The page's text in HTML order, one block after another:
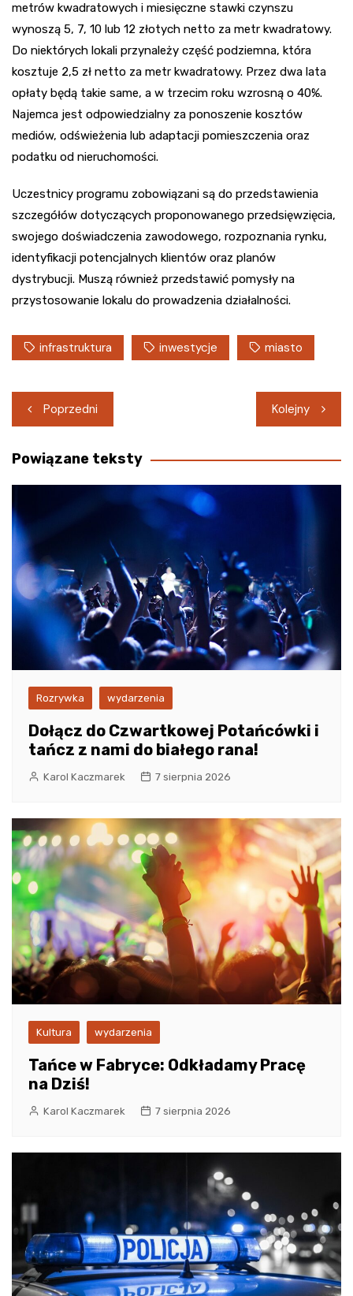
metrów kwadratowych i miesięczne stawki czynszu
wynoszą 5, 7, 10 lub 12 złotych netto za metr kwadratowy.
Do niektórych lokali przynależy część podziemna, która
kosztuje 2,5 zł netto za metr kwadratowy. Przez dwa lata
opłaty będą takie same, a w trzecim roku wzrosną o 40%.
Najemca jest odpowiedzialny za ponoszenie kosztów
mediów, odświeżenia lub adaptacji pomieszczenia oraz
podatku od nieruchomości.
Uczestnicy programu zobowiązani są do przedstawienia
szczegółów dotyczących proponowanego przedsięwzięcia,
swojego doświadczenia zawodowego, rozpoznania rynku,
identyfikacji potencjalnych klientów oraz planów
dystrybucji. Muszą również przedstawić pomysły na
przystosowanie lokalu do prowadzenia działalności.
infrastruktura inwestycje miasto
Nawigacja
wpisu
Poprzedni Kolejny
Powiązane teksty
Rozrywka wydarzenia
Dołącz do Czwartkowej Potańcówki i
tańcz z nami do białego rana!
Karol Kaczmarek 7 sierpnia 2026
Kultura wydarzenia
Tańce w Fabryce: Odkładamy Pracę
na Dziś!
Karol Kaczmarek 7 sierpnia 2026